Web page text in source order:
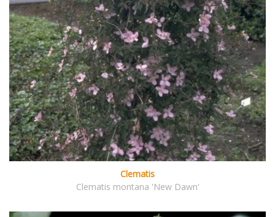
Clematis
Clematis montana 'New Dawn'